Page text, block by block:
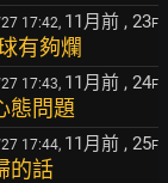
17:42, 11月前 , 23F
有夠爛
17:43, 11月前 , 24F
態問題
17:44, 11月前 , 25F
的話